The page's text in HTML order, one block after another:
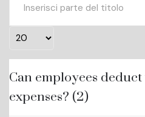
Visualizza #
Can employees
expenses? (2)